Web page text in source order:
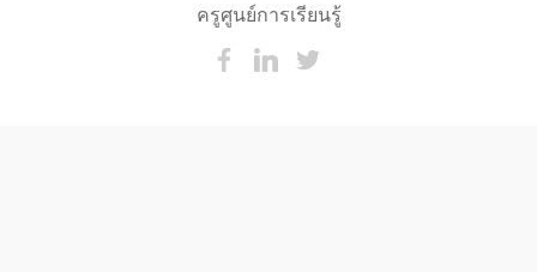
ครูศูนย์การเรียนรู้